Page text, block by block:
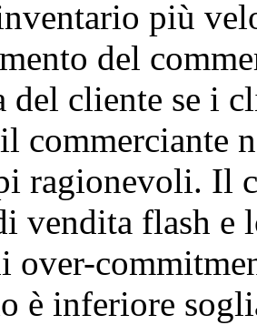
più
del
del cliente se i
commerciante
ragionevoli. Il
vendita flash e
over-
è inferiore